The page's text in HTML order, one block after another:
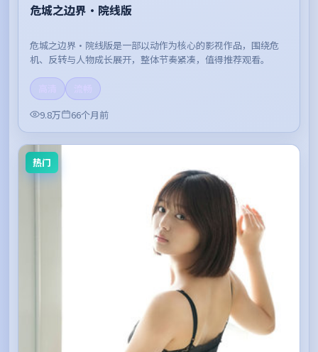
危城之边界·院线版
危城之边界·院线版是一部以动作为核心的影视作品，围绕危
机、反转与人物成长展开，整体节奏紧凑，值得推荐观看。
9.8万
66个月前
热门